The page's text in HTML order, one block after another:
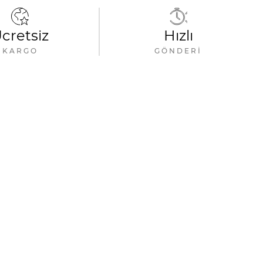
KARGO
Hızlı
GÖNDERI